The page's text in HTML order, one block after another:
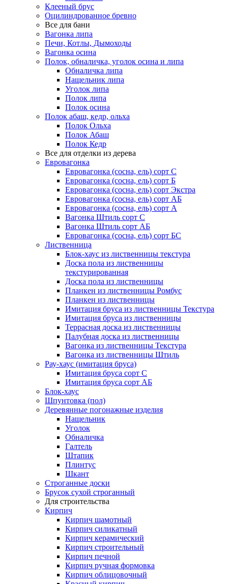
Клееный брус
Оцилиндрованное бревно
Все для бани
Вагонка липа
Печи, Котлы, Дымоходы
Вагонка осина
Полок, обналичка, уголок осина и липа
Обналичка липа
Нащельник липа
Уголок липа
Полок липа
Полок осина
Полок абаш, кедр, ольха
Полок Ольха
Полок Абаш
Полок Кедр
Все для отделки из дерева
Евровагонка
Евровагонка (сосна, ель) сорт С
Евровагонка (сосна, ель) сорт Б
Евровагонка (сосна, ель) сорт Экстра
Евровагонка (сосна, ель) сорт АБ
Евровагонка (сосна, ель) сорт А
Вагонка Штиль сорт С
Вагонка Штиль сорт АБ
Евровагонка (сосна, ель) сорт БС
Лиственница
Блок-хаус из лиственницы текстура
Доска пола из лиственницы
текстурированная
Доска пола из лиственницы
Планкен из лиственницы Ромбус
Планкен из лиственницы
Имитация бруса из лиственницы Текстура
Имитация бруса из лиственницы
Террасная доска из лиственницы
Палубная доска из лиственницы
Вагонка из лиственницы Текстура
Вагонка из лиственницы Штиль
Рау-хаус (имитация бруса)
Имитация бруса сорт С
Имитация бруса сорт АБ
Блок-хаус
Шпунтовка (пол)
Деревянные погонажные изделия
Нащельник
Уголок
Обналичка
Галтель
Штапик
Плинтус
Шкант
Строганные доски
Брусок сухой строганный
Для строительства
Кирпич
Кирпич шамотный
Кирпич силикатный
Кирпич керамический
Кирпич строительный
Кирпич печной
Кирпич ручная формовка
Кирпич облицовочный